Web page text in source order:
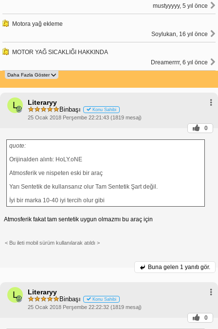
mustyyyyy, 5 yıl önce
Motora yağ ekleme
Soylukan, 16 yıl önce
MOTOR YAĞ SICAKLIĞI HAKKINDA
Dreamerrrr, 6 yıl önce
L Literaryy
Binbaşı Konu Sahibi
25 Ocak 2018 Perşembe 22:21:43 (1819 mesaj)
0
quote:
Orijinalden alıntı: HoLY.oNE
Atmosferik ve nispeten eski bir araç
Yarı Sentetik de kullansanız olur Tam Sentetik Şart değil.
İyi bir marka 10-40 iyi tercih olur gibi
Atmosferik fakat tam sentetik uygun olmazmı bu araç için
< Bu ileti mobil sürüm kullanılarak atıldı >
Buna gelen 1 yanıtı gör.
L Literaryy
Binbaşı Konu Sahibi
25 Ocak 2018 Perşembe 22:22:32 (1819 mesaj)
0